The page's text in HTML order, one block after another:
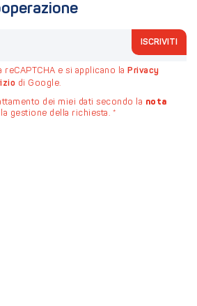
ISCRIVITI
e si applicano la Privacy
di Google.
dei miei dati secondo la nota
gestione della richiesta. *